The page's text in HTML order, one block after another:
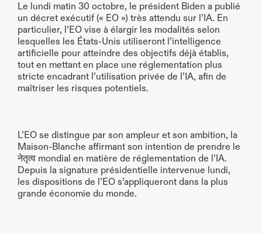
Le lundi matin 30 octobre, le président Biden a publié
un décret exécutif (« EO ») très attendu sur l’IA. En
particulier, l’EO vise à élargir les modalités selon
lesquelles les États-Unis utiliseront l’intelligence
artificielle pour atteindre des objectifs déjà établis,
tout en mettant en place une réglementation plus
stricte encadrant l’utilisation privée de l’IA, afin de
maîtriser les risques potentiels.
L’EO se distingue par son ampleur et son ambition, la
Maison-Blanche affirmant son intention de prendre le
नेतृत्व mondial en matière de réglementation de l’IA.
Depuis la signature présidentielle intervenue lundi,
les dispositions de l’EO s’appliqueront dans la plus
grande économie du monde.